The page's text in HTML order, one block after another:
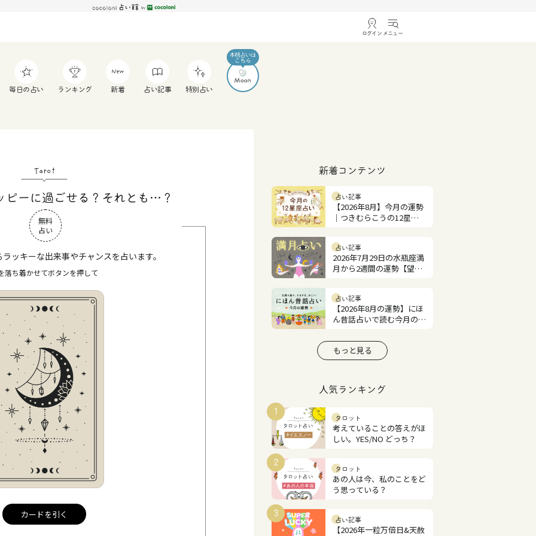
ログイン メニュー
毎日の占い ランキング 新着 占い記事 特別占い
Tarot
ピーに過ごせる？それとも…？
無料
占い
ッキーな出来事やチャンスを占います。
落ち着かせてボタンを押して
カードを引く
新着コンテンツ
占い記事
【2026年8月】今月の運勢
｜つきむらこうの12星座
占い記事
2026年7月29日の水瓶座満
月から2週間の運勢【望月
占い記事
【2026年8月の運勢】にほ
ん昔話占いで読む今月の占
もっと見る
人気ランキング
1
タロット
考えていることの答えがほ
しい。YES/NO どっち？
2
タロット
あの人は今、私のことをど
う思っている？
3
占い記事
【2026年一粒万倍日&天赦